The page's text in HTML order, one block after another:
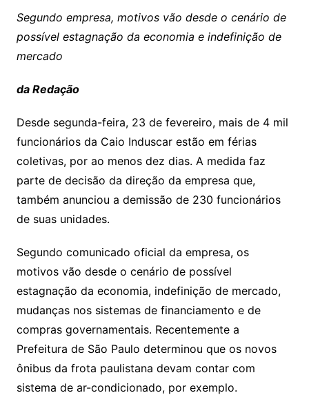
Segundo empresa, motivos vão desde o cenário de
possível estagnação da economia e indefinição de
mercado
da Redação
Desde segunda-feira, 23 de fevereiro, mais de 4 mil
funcionários da Caio Induscar estão em férias
coletivas, por ao menos dez dias. A medida faz
parte de decisão da direção da empresa que,
também anunciou a demissão de 230 funcionários
de suas unidades.
Segundo comunicado oficial da empresa, os
motivos vão desde o cenário de possível
estagnação da economia, indefinição de mercado,
mudanças nos sistemas de financiamento e de
compras governamentais. Recentemente a
Prefeitura de São Paulo determinou que os novos
ônibus da frota paulistana devam contar com
sistema de ar-condicionado, por exemplo.